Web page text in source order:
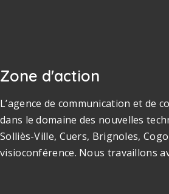
Zone d'action
L’agence de communication et de
dans le domaine des nouvelles
Solliès-Ville, Cuers, Brignoles,
visioconférence. Nous travaillons